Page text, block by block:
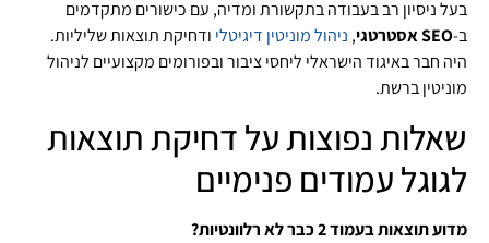
בעל ניסיון רב בעבודה בתקשורת ומדיה, עם כישורים מתקדמים
ב‑SEO אסטרטגי , ניהול מוניטין דיגיטלי ודחיקת תוצאות שליליות.
היה חבר באיגוד הישראלי ליחסי ציבור ובפורומים מקצועיים לניהול
מוניטין ברשת.
שאלות נפוצות על דחיקת תוצאות
לגוגל עמודים פנימיים
מדוע תוצאות בעמוד 2 כבר לא רלוונטיות?